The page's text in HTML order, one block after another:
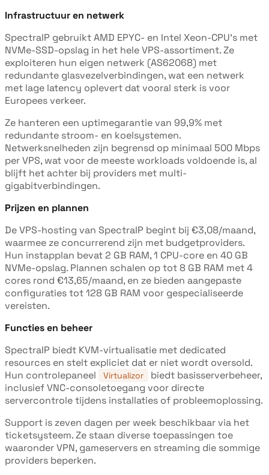
Infrastructuur en netwerk
SpectraIP gebruikt AMD EPYC- en Intel Xeon-CPU's met
NVMe-SSD-opslag in het hele VPS-assortiment. Ze
exploiteren hun eigen netwerk (AS62068) met
redundante glasvezelverbindingen, wat een netwerk
met lage latency oplevert dat vooral sterk is voor
Europees verkeer.
Ze hanteren een uptimegarantie van 99,9% met
redundante stroom- en koelsystemen.
Netwerksnelheden zijn begrensd op minimaal 500 Mbps
per VPS, wat voor de meeste workloads voldoende is, al
blijft het achter bij providers met multi-
gigabitverbindingen.
Prijzen en plannen
De VPS-hosting van SpectraIP begint bij €3,08/maand,
waarmee ze concurrerend zijn met budgetproviders.
Hun instapplan bevat 2 GB RAM, 1 CPU-core en 40 GB
NVMe-opslag. Plannen schalen op tot 8 GB RAM met 4
cores rond €13,65/maand, en ze bieden aangepaste
configuraties tot 128 GB RAM voor gespecialiseerde
vereisten.
Functies en beheer
SpectraIP biedt KVM-virtualisatie met dedicated
resources en stelt expliciet dat er niet wordt oversold.
Hun controlepaneel
Virtualizor
biedt basisserverbeheer,
inclusief VNC-consoletoegang voor directe
servercontrole tijdens installaties of probleemoplossing.
Support is zeven dagen per week beschikbaar via het
ticketsysteem. Ze staan diverse toepassingen toe
waaronder VPN, gameservers en streaming die sommige
providers beperken.